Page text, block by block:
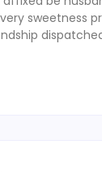
sweetness